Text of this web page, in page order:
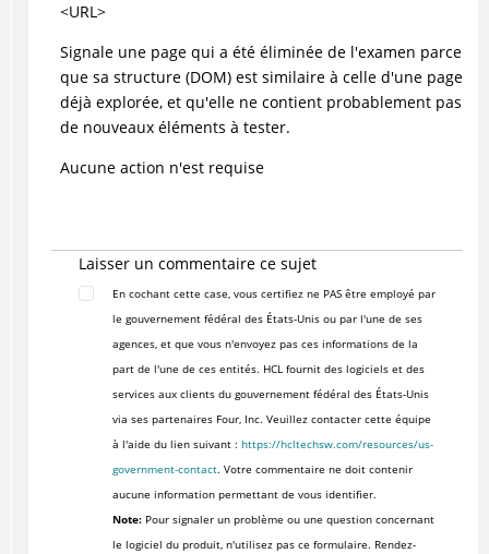
<URL>
Signale une page qui a été éliminée de l'examen parce
que sa structure (DOM) est similaire à celle d'une page
déjà explorée, et qu'elle ne contient probablement pas
de nouveaux éléments à tester.
Aucune action n'est requise
Laisser un commentaire ce sujet
En cochant cette case, vous certifiez ne PAS être employé par
le gouvernement fédéral des États-Unis ou par l'une de ses
agences, et que vous n'envoyez pas ces informations de la
part de l'une de ces entités. HCL fournit des logiciels et des
services aux clients du gouvernement fédéral des États-Unis
via ses partenaires Four, Inc. Veuillez contacter cette équipe
à l'aide du lien suivant : https://hcltechsw.com/resources/us-
government-contact. Votre commentaire ne doit contenir
aucune information permettant de vous identifier.
Note:Pour signaler un problème ou une question concernant
le logiciel du produit, n'utilisez pas ce formulaire. Rendez-